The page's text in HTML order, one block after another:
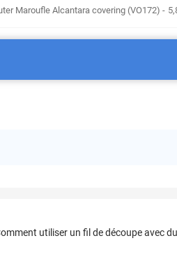
Maroufle Alcantara covering (VO172) - 5
utiliser un fil de découpe avec